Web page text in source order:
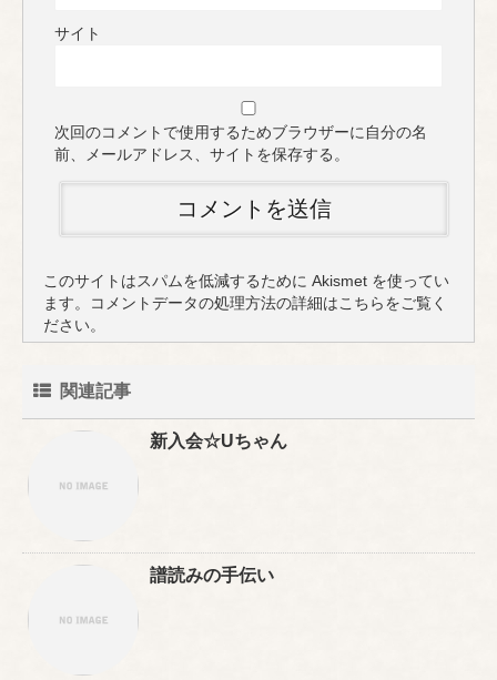
サイト
次回のコメントで使用するためブラウザーに自分の名
前、メールアドレス、サイトを保存する。
このサイトはスパムを低減するために Akismet を使ってい
ます。
コメントデータの処理方法の詳細はこちらをご覧く
ださい。
関連記事
新入会☆Uちゃん
譜読みの手伝い